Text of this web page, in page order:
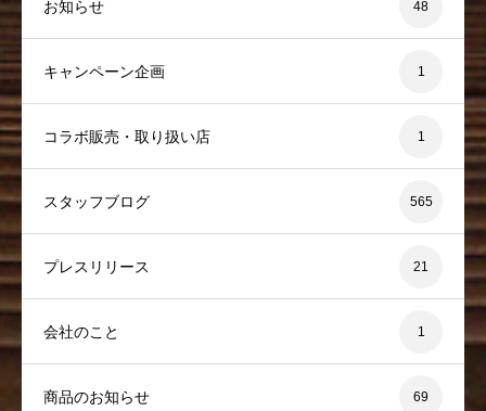
お知らせ 48
キャンペーン企画 1
コラボ販売・取り扱い店 1
スタッフブログ 565
プレスリリース 21
会社のこと 1
商品のお知らせ 69